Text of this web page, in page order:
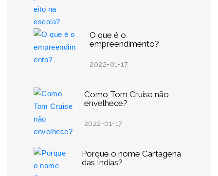
O que é o
empreendimento?
2022-01-17
Como Tom Cruise não
envelhece?
2022-01-17
Porque o nome Cartagena
das Índias?